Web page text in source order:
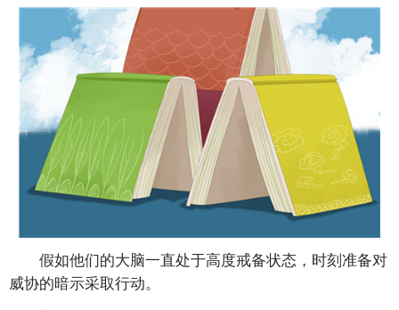
假如他们的大脑一直处于高度戒备状态，时刻准备对
威协的暗示采取行动。